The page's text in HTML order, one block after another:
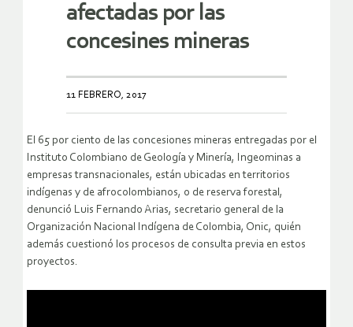
afectadas por las
concesines mineras
11 FEBRERO, 2017
El 65 por ciento de las concesiones mineras entregadas por el
Instituto Colombiano de Geología y Minería, Ingeominas a
empresas transnacionales, están ubicadas en territorios
indígenas y de afrocolombianos, o de reserva forestal,
denunció Luis Fernando Arias, secretario general de la
Organización Nacional Indígena de Colombia, Onic, quién
además cuestionó los procesos de consulta previa en estos
proyectos.